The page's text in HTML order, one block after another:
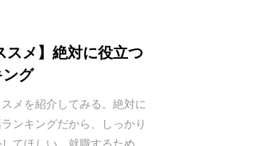
スメ】絶対に役立つ
グ
メを紹介してみる。絶対に
ンキングだから、しっかり